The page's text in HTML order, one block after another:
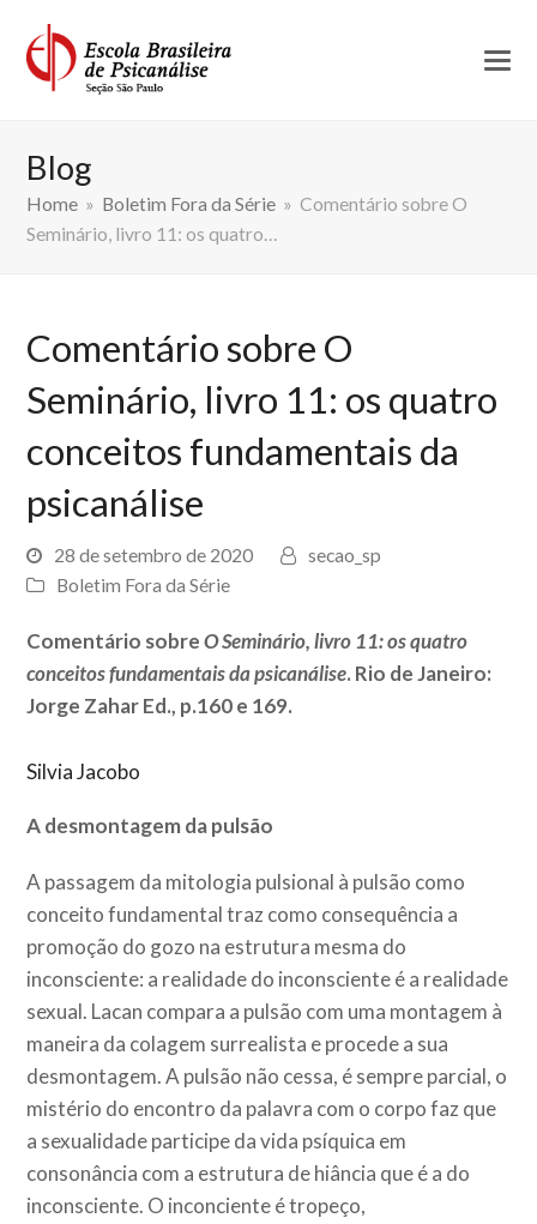
Blog
Home » Boletim Fora da Série » Comentário sobre O
Seminário, livro 11: os quatro…
Comentário sobre O
Seminário, livro 11: os quatro
conceitos fundamentais da
psicanálise
28 de setembro de 2020
secao_sp
Boletim Fora da Série
Comentário sobreO Seminário, livro 11: os quatro
conceitos fundamentais da psicanálise. Rio de Janeiro:
Jorge Zahar Ed., p.160 e 169.
Silvia Jacobo
A desmontagem da pulsão
A passagem da mitologia pulsional à pulsão como
conceito fundamental traz como consequência a
promoção do gozo na estrutura mesma do
inconsciente: a realidade do inconsciente é a realidade
sexual. Lacan compara a pulsão com uma montagem à
maneira da colagem surrealista e procede a sua
desmontagem. A pulsão não cessa, é sempre parcial, o
mistério do encontro da palavra com o corpo faz que
a sexualidade participe da vida psíquica em
consonância com a estrutura de hiância que é a do
inconsciente. O inconciente é tropeço,